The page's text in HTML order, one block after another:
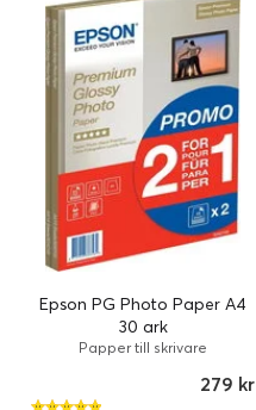
Epson PG Photo Paper A4
30 ark
Papper till skrivare
279 kr